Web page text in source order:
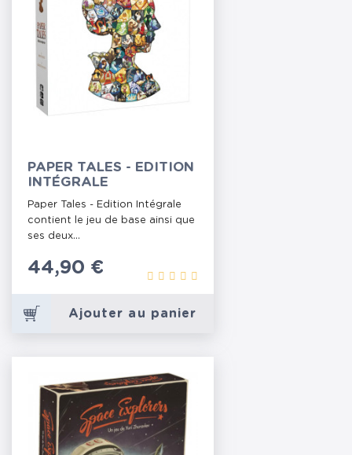
PAPER TALES - EDITION
INTÉGRALE
Paper Tales - Edition Intégrale
contient le jeu de base ainsi que
ses deux...
Prix
44,90 €
Ajouter au panier